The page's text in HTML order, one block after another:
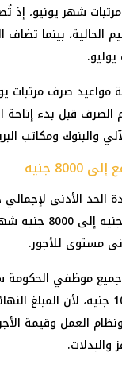
شهر يونيو، إذ
الحالية، بينما تضاف
مواعيد صرف مرتبات
الصرف قبل بدء إتاحة
والبنوك ومكاتب
جنيه
الحد الأدنى
من 7000 جنيه
موظفي الحكومة
موحدة بقيمة 1000 جنيه، لأن
العمل وقيمة
والبدلات.